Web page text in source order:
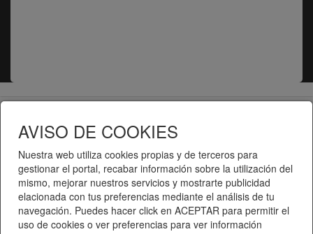
AVISO DE COOKIES
Nuestra web utiliza cookies propias y de terceros para
gestionar el portal, recabar información sobre la utilización del
mismo, mejorar nuestros servicios y mostrarte publicidad
elacionada con tus preferencias mediante el análisis de tu
navegación. Puedes hacer click en ACEPTAR para permitir el
uso de cookies o ver preferencias para ver información
Telematel S.L.